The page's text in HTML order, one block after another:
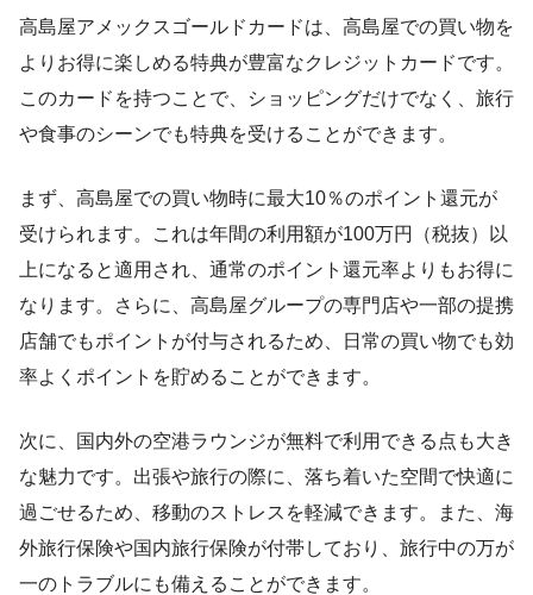
高島屋アメックスゴールドカードは、高島屋での買い物を
よりお得に楽しめる特典が豊富なクレジットカードです。
このカードを持つことで、ショッピングだけでなく、旅行
や食事のシーンでも特典を受けることができます。
まず、高島屋での買い物時に最大10％のポイント還元が
受けられます。これは年間の利用額が100万円（税抜）以
上になると適用され、通常のポイント還元率よりもお得に
なります。さらに、高島屋グループの専門店や一部の提携
店舗でもポイントが付与されるため、日常の買い物でも効
率よくポイントを貯めることができます。
次に、国内外の空港ラウンジが無料で利用できる点も大き
な魅力です。出張や旅行の際に、落ち着いた空間で快適に
過ごせるため、移動のストレスを軽減できます。また、海
外旅行保険や国内旅行保険が付帯しており、旅行中の万が
一のトラブルにも備えることができます。